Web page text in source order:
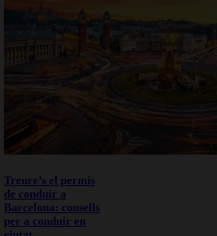
Treure’s el permís
de conduir a
Barcelona: consells
per a conduir en